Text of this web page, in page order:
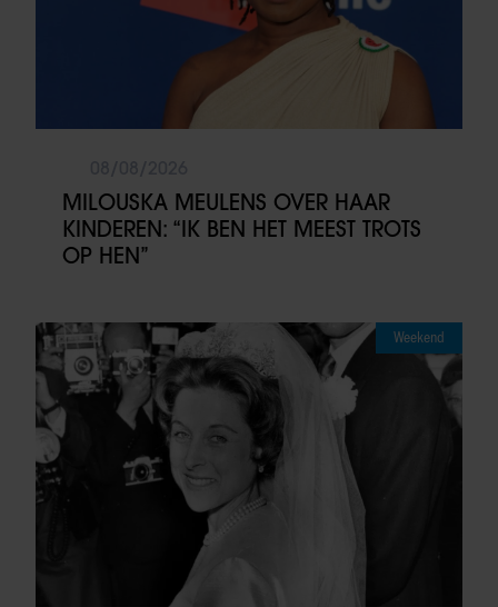
MILOUSKA MEULENS OVER HAAR
KINDEREN: “IK BEN HET MEEST TROTS
OP HEN”
Weekend